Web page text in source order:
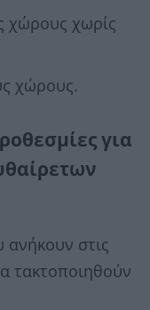
χώρους χωρίς
χώρους.
για
ανήκουν στις
τακτοποιηθούν